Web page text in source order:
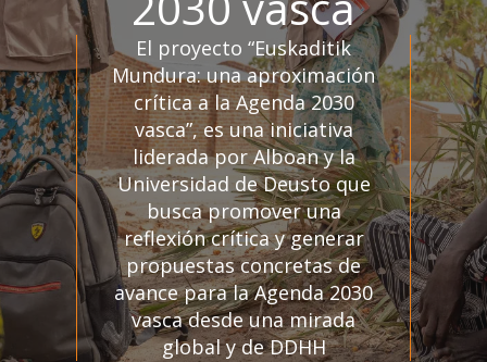
El proyecto “Euskaditik
Mundura: una aproximación
crítica a la Agenda 2030
vasca”, es una iniciativa
liderada por Alboan y la
Universidad de Deusto que
busca promover una
reflexión crítica y generar
propuestas concretas de
avance para la Agenda 2030
vasca desde una mirada
global y de DDHH